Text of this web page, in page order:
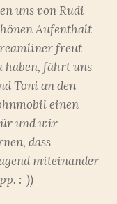
uns von Rudi
Aufenthalt
freut
haben, fährt uns
Toni an den
einen
und wir
dass
miteinander
:-))